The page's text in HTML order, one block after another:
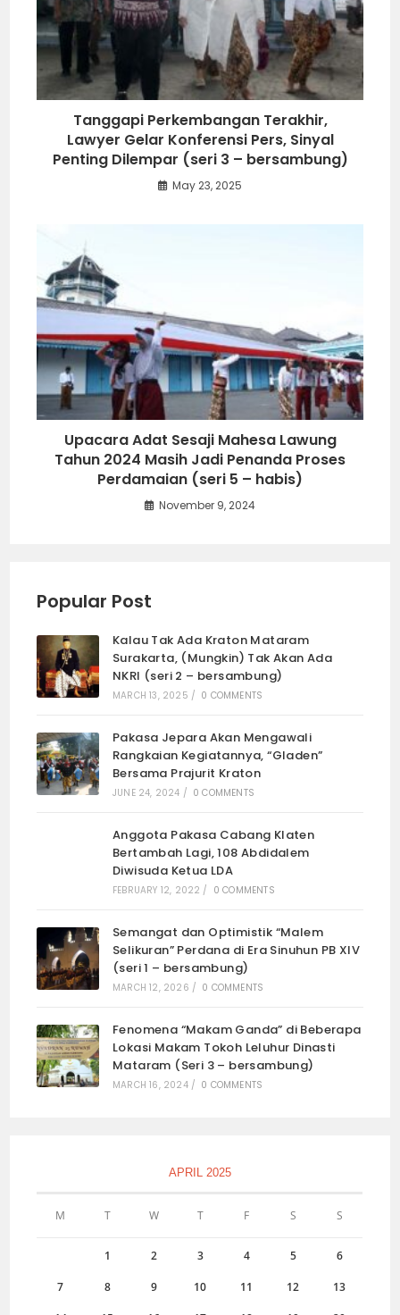
Tanggapi Perkembangan Terakhir,
Lawyer Gelar Konferensi Pers, Sinyal
Penting Dilempar (seri 3 – bersambung)
May 23, 2025
Upacara Adat Sesaji Mahesa Lawung
Tahun 2024 Masih Jadi Penanda Proses
Perdamaian (seri 5 – habis)
November 9, 2024
Popular Post
Kalau Tak Ada Kraton Mataram
Surakarta, (Mungkin) Tak Akan Ada
NKRI (seri 2 – bersambung)
MARCH 13, 2025 / 0 COMMENTS
Pakasa Jepara Akan Mengawali
Rangkaian Kegiatannya, “Gladen”
Bersama Prajurit Kraton
JUNE 24, 2024 / 0 COMMENTS
Anggota Pakasa Cabang Klaten
Bertambah Lagi, 108 Abdidalem
Diwisuda Ketua LDA
FEBRUARY 12, 2022 / 0 COMMENTS
Semangat dan Optimistik “Malem
Selikuran” Perdana di Era Sinuhun PB XIV
(seri 1 – bersambung)
MARCH 12, 2026 / 0 COMMENTS
Fenomena “Makam Ganda” di Beberapa
Lokasi Makam Tokoh Leluhur Dinasti
Mataram (Seri 3 – bersambung)
MARCH 16, 2024 / 0 COMMENTS
APRIL 2025
M T W T F S S
1 2 3 4 5 6
7 8 9 10 11 12 13